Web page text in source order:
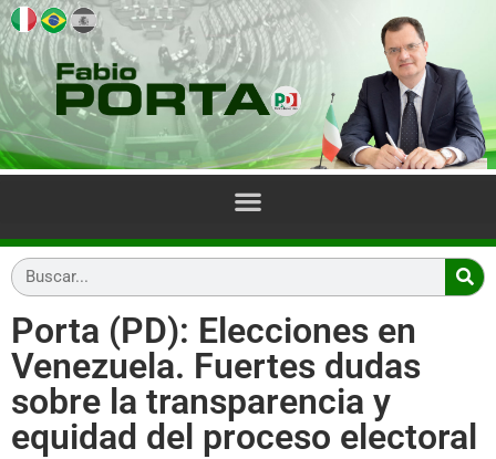
Porta (PD): Elecciones en
Venezuela. Fuertes dudas
sobre la transparencia y
equidad del proceso electoral